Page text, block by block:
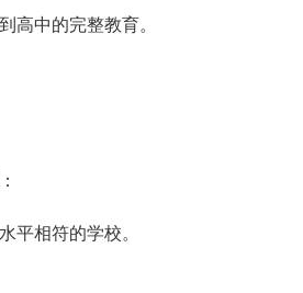
高中的完整教育。
平相符的学校。